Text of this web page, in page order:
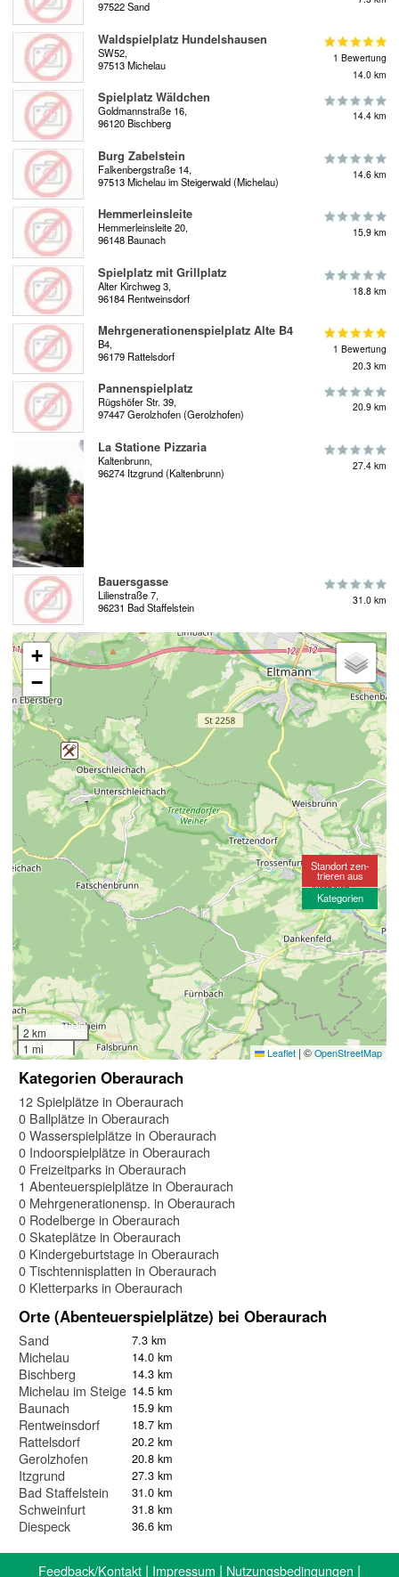
97522 Sand
Waldspielplatz Hundelshausen
SW52,
97513 Michelau
1 Bewertung
14.0 km
Spielplatz Wäldchen
Goldmannstraße 16,
96120 Bischberg
14.4 km
Burg Zabelstein
Falkenbergstraße 14,
97513 Michelau im Steigerwald (Michelau)
14.6 km
Hemmerleinsleite
Hemmerleinsleite 20,
96148 Baunach
15.9 km
Spielplatz mit Grillplatz
Alter Kirchweg 3,
96184 Rentweinsdorf
18.8 km
Mehrgenerationenspielplatz Alte B4
B4,
96179 Rattelsdorf
1 Bewertung
20.3 km
Pannenspielplatz
Rügshöfer Str. 39,
97447 Gerolzhofen (Gerolzhofen)
20.9 km
La Statione Pizzaria
Kaltenbrunn,
96274 Itzgrund (Kaltenbrunn)
27.4 km
Bauersgasse
Lilienstraße 7,
96231 Bad Staffelstein
31.0 km
+
−
2 km
1 mi
Leaflet | © OpenStreetMap
Standort zen-
trieren aus
Kategorien
Kategorien Oberaurach
12 Spielplätze in Oberaurach
0 Ballplätze in Oberaurach
0 Wasserspielplätze in Oberaurach
0 Indoorspielplätze in Oberaurach
0 Freizeitparks in Oberaurach
1 Abenteuerspielplätze in Oberaurach
0 Mehrgenerationensp. in Oberaurach
0 Rodelberge in Oberaurach
0 Skateplätze in Oberaurach
0 Kindergeburtstage in Oberaurach
0 Tischtennisplatten in Oberaurach
0 Kletterparks in Oberaurach
Orte (Abenteuerspielplätze) bei Oberaurach
Sand 7.3 km
Michelau 14.0 km
Bischberg 14.3 km
Michelau im Steigerwald14.5 km
Baunach 15.9 km
Rentweinsdorf 18.7 km
Rattelsdorf 20.2 km
Gerolzhofen 20.8 km
Itzgrund 27.3 km
Bad Staffelstein 31.0 km
Schweinfurt 31.8 km
Diespeck 36.6 km
Feedback/Kontakt | Impressum | Nutzungsbedingungen |